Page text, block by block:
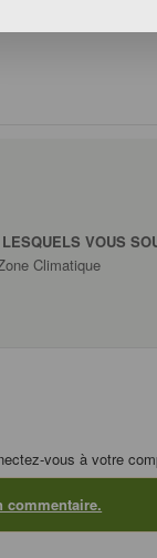
VOUS
Climatique
vous à votre
commentaire.